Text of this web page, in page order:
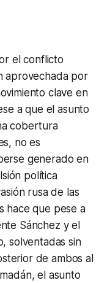
el conflicto
aprovechada por
clave en
a que el asunto
cobertura
no es
generado en
política
rusa de las
hace que pese a
Sánchez y el
solventadas sin
de ambos al
el asunto